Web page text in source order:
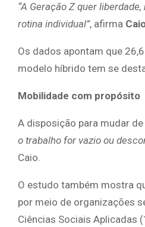
“A Geração Z quer
rotina individual”, afirma
Os dados apontam que
modelo híbrido tem se
Mobilidade com propósito
A disposição para mudar
o trabalho for vazio ou
Caio.
O estudo também mostra
por meio de organizações
Ciências Sociais Aplicadas